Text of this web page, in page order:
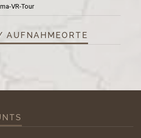
VR-Tour
AUFNAHMEORTE